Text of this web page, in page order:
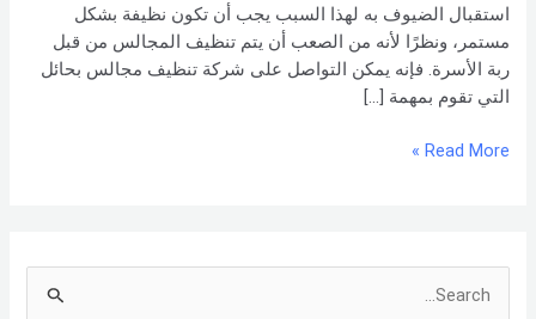
استقبال الضيوف به لهذا السبب يجب أن تكون نظيفة بشكل
مستمر، ونظرًا لأنه من الصعب أن يتم تنظيف المجالس من قبل
ربة الأسرة. فإنه يمكن التواصل على شركة تنظيف مجالس بحائل
التي تقوم بمهمة […]
Read More »